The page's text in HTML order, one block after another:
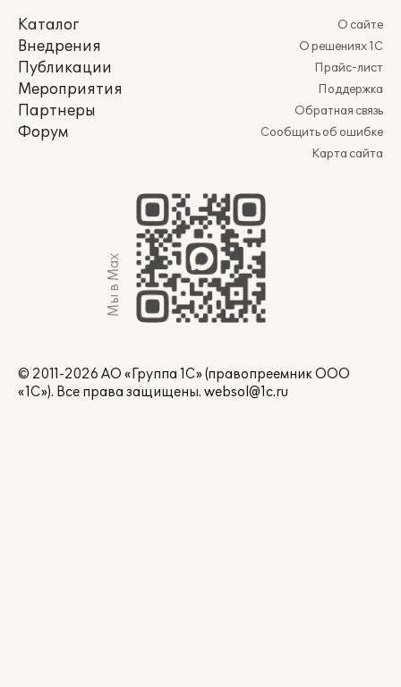
Каталог
Внедрения
Публикации
Мероприятия
Партнеры
Форум
О сайте
О решениях 1С
Прайс-лист
Поддержка
Обратная связь
Сообщить об ошибке
Карта сайта
Мы в Max
© 2011-2026 АО «Группа 1С» (правопреемник ООО
«1С»). Все права защищены. websol@1c.ru